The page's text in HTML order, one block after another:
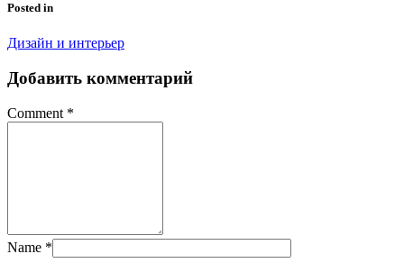
Posted in
Дизайн и интерьер
Добавить комментарий
Comment *
Name *